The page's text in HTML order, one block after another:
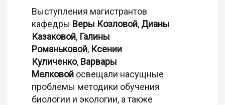
Выступления магистрантов
кафедры Веры Козловой, Дианы
Казаковой, Галины
Романьковой, Ксении
Куличенко, Варвары
Мелковой освещали насущные
проблемы методики обучения
биологии и экологии, а также